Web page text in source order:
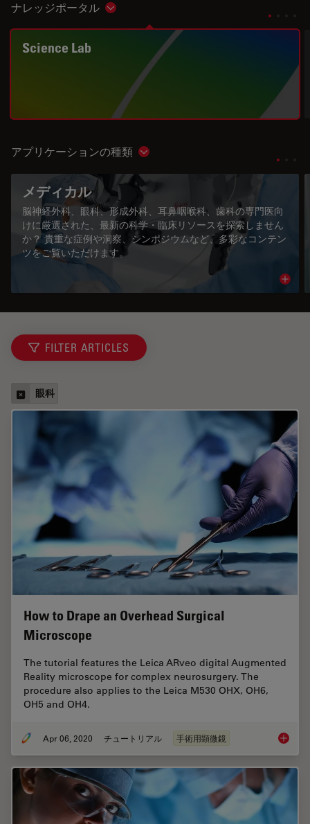
ナレッジポータル Show subnavigation
Science Lab
アプリケーションの種類 Show subnavigation
メディカル
脳神経外科、眼科、形成外科、耳鼻咽喉科、歯科の専門医向
けに厳選された、最新の科学・臨床リソースを探索しません
か？ 貴重な症例や洞察、シンポジウムなど、多彩なコンテン
ツをご覧いただけます。
FILTER ARTICLES
眼科
How to Drape an Overhead Surgical
Microscope
The tutorial features the Leica ARveo digital Augmented
Reality microscope for complex neurosurgery. The
procedure also applies to the Leica M530 OHX, OH6,
OH5 and OH4.
Apr 06, 2020 チュートリアル 手術用顕微鏡 How to